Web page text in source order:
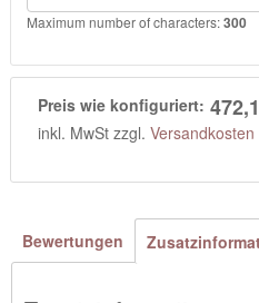
Maximum number of characters:300
Preis wie konfiguriert:
inkl. MwSt zzgl.Versandkosten
Bewertungen